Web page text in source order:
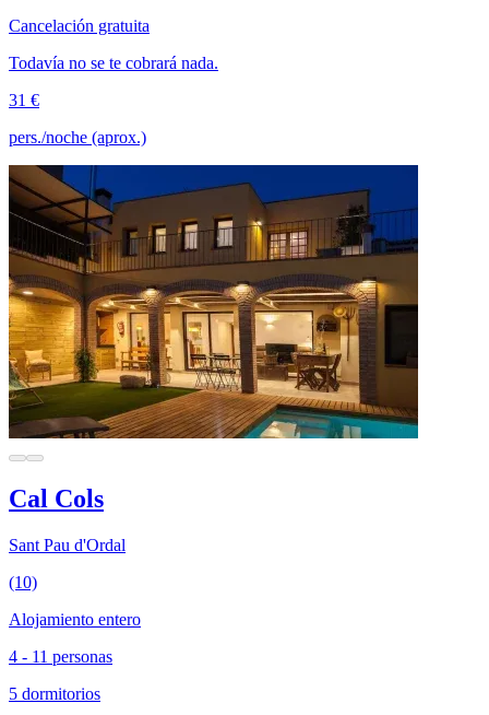
Cancelación gratuita
Todavía no se te cobrará nada.
31 €
pers./noche (aprox.)
Cal Cols
Sant Pau d'Ordal
(10)
Alojamiento entero
4 - 11 personas
5 dormitorios